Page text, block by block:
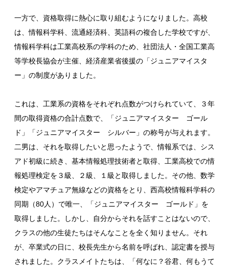
一方で、資格取得に熱心に取り組むようになりました。高校
は、情報科学科、流通経済科、英語科の複合した学校ですが、
情報科学科は工業高校系の学科のため、社団法人・全国工業高
等学校長協会が主催、経済産業省後援の「ジュニアマイスタ
ー」の制度がありました。
これは、工業系の資格をそれぞれ点数がつけられていて、３年
間の取得資格の合計点数で、「ジュニアマイスター ゴール
ド」「ジュニアマイスター シルバー」の称号が与えれます。
二男は、それを取得したいと思ったようで、情報系では、シス
アド初級に続き、基本情報処理技術者と取得、工業高校での情
報処理検定を３級、２級、１級と取得しました。その他、数学
検定やアマチュア無線などの資格をとり、西高校情報科学科の
同期（80人）で唯一、「ジュニアマイスター ゴールド」を
取得しました。しかし、自分からそれを話すことはないので、
クラスの他の生徒たちはそんなことを全く知りません。それ
が、卒業式の日に、校長先生から名前を呼ばれ、認定書を授与
されました。クラスメイトたちは、「何なに？谷君、何もうて